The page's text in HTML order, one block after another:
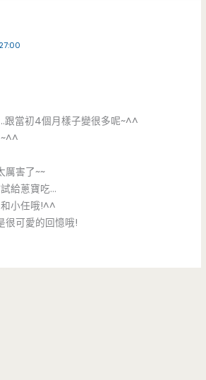
跟當初4個月樣子變很多呢~^^
~^^
厲害了~~
給蔥寶吃…
小任哦!^^
很可愛的回憶哦!